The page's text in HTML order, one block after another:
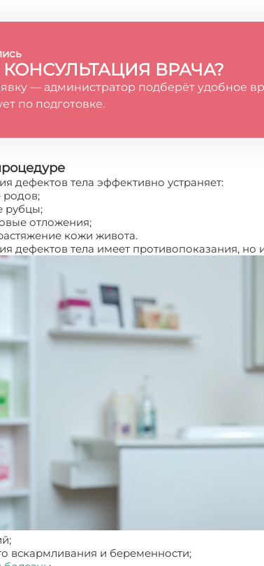
ВРАЧА?
— администратор подберёт удобное
по подготовке.
дефектов тела эффективно устраняет:
родов;
рубцы;
отложения;
кожи живота.
дефектов тела имеет противопоказания, но
вскармливания и беременности;